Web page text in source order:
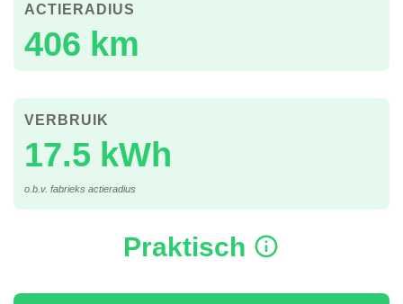
406 km
ACTIERADIUS
17.5 kWh
VERBRUIK
o.b.v. fabrieks actieradius
Praktisch